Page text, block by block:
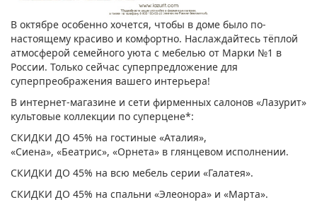
В октябре особенно хочется, чтобы в доме было по-
настоящему красиво и комфортно. Наслаждайтесь тёплой
атмосферой семейного уюта с мебелью от Марки №1 в
России. Только сейчас суперпредложение для
суперпреображения вашего интерьера!
В интернет-магазине и сети фирменных салонов «Лазурит»
культовые коллекции по суперцене*:
СКИДКИ ДО 45% на гостиные «Аталия»,
«Сиена», «Беатрис», «Орнета» в глянцевом исполнении.
СКИДКИ ДО 45% на всю мебель серии «Галатея».
СКИДКИ ДО 45% на спальни «Элеонора» и «Марта».